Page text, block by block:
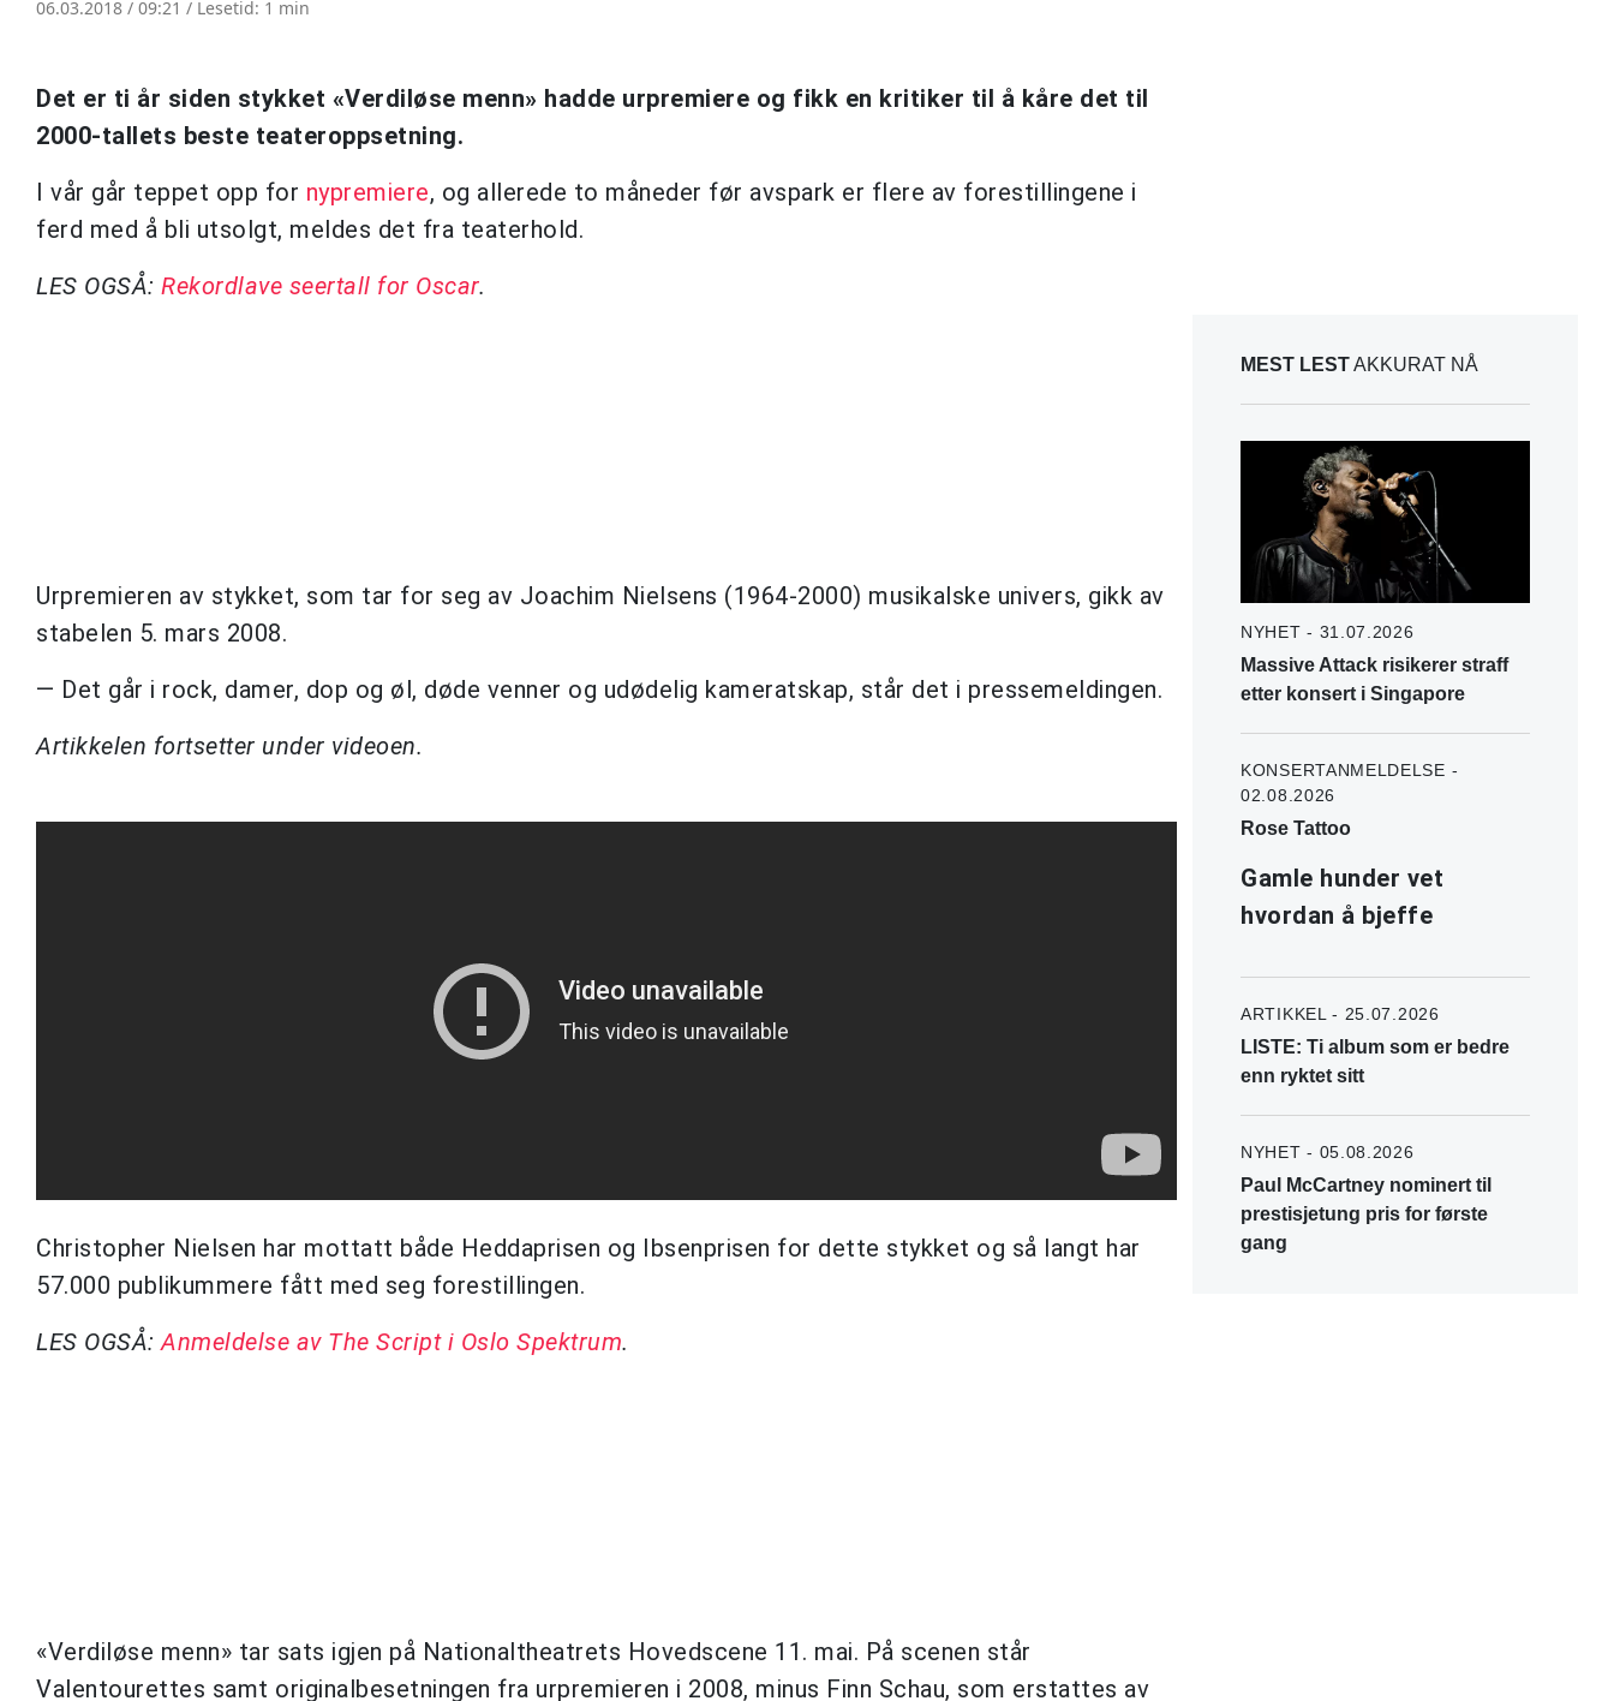
06.03.2018 / 09:21 / Lesetid: 1 min
Det er ti år siden stykket «Verdiløse menn» hadde urpremiere og fikk en kritiker til å kåre det til
2000-tallets beste teateroppsetning.
I vår går teppet opp for nypremiere, og allerede to måneder før avspark er flere av forestillingene i
ferd med å bli utsolgt, meldes det fra teaterhold.
LES OGSÅ: Rekordlave seertall for Oscar.
Urpremieren av stykket, som tar for seg av Joachim Nielsens (1964-2000) musikalske univers, gikk av
stabelen 5. mars 2008.
— Det går i rock, damer, dop og øl, døde venner og udødelig kameratskap, står det i pressemeldingen.
Artikkelen fortsetter under videoen.
Christopher Nielsen har mottatt både Heddaprisen og Ibsenprisen for dette stykket og så langt har
57.000 publikummere fått med seg forestillingen.
LES OGSÅ: Anmeldelse av The Script i Oslo Spektrum.
«Verdiløse menn» tar sats igjen på Nationaltheatrets Hovedscene 11. mai. På scenen står
Valentourettes samt originalbesetningen fra urpremieren i 2008, minus Finn Schau, som erstattes av
MEST LESTAKKURAT NÅ
NYHET - 31.07.2026
Massive Attack risikerer straff
etter konsert i Singapore
KONSERTANMELDELSE -
02.08.2026
Rose Tattoo
Gamle hunder vet
hvordan å bjeffe
ARTIKKEL - 25.07.2026
LISTE: Ti album som er bedre
enn ryktet sitt
NYHET - 05.08.2026
Paul McCartney nominert til
prestisjetung pris for første
gang